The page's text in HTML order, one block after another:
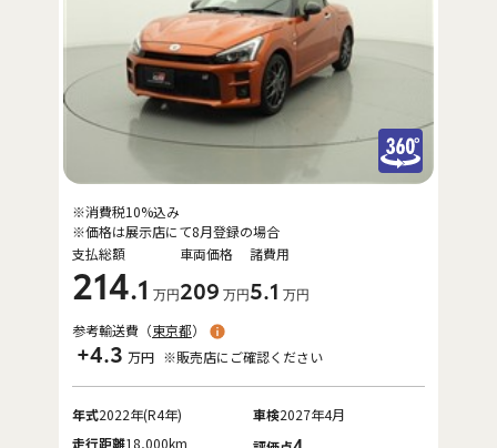
支払総額
214.1 万円
車両価格
209 万円
諸費用
5.1 万円
※消費税10%込み
※価格は展示店にて8月登録の場合
参考輸送費（東京都）
+4.3 万円 ※販売店にご確認ください
年式2022年(R4年) 車検2027年4月
走行距離18,000km